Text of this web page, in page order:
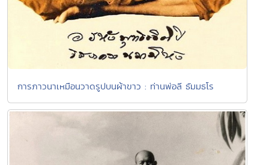
การภาวนาเหมือนวาดรูปบนผ้าขาว : ท่านพ่อลี ธัมมธโร